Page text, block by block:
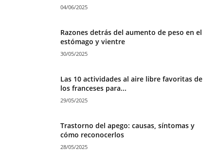
04/06/2025
Razones detrás del aumento de peso en el
estómago y vientre
30/05/2025
Las 10 actividades al aire libre favoritas de
los franceses para...
29/05/2025
Trastorno del apego: causas, síntomas y
cómo reconocerlos
28/05/2025